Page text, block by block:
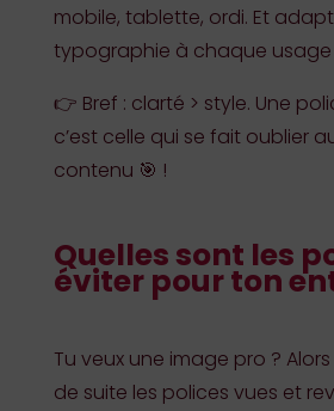
mobile, tablette, ordi. Et
typographie à chaque usage
👉 Bref : clarté > style. Une
c’est celle qui se fait oublier
contenu 🎯 !
Quelles sont les
éviter pour ton
Tu veux une image pro ?
de suite les polices vues et